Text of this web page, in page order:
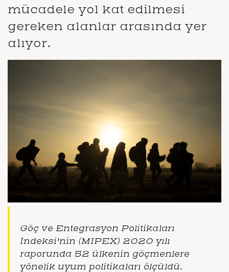
mücadele yol kat edilmesi
gereken alanlar arasında yer
alıyor.
Göç ve Entegrasyon Politikaları
İndeksi'nin (MIPEX) 2020 yılı
raporunda 52 ülkenin göçmenlere
yönelik uyum politikaları ölçüldü.